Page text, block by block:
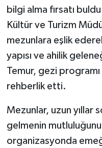
bilgi alma fırsatı
Kültür ve Turizm
mezunlara eşlik
yapısı ve ahilik
Temur, gezi programı
rehberlik etti.
Mezunlar, uzun yıllar
gelmenin mutluluğunu
organizasyonda